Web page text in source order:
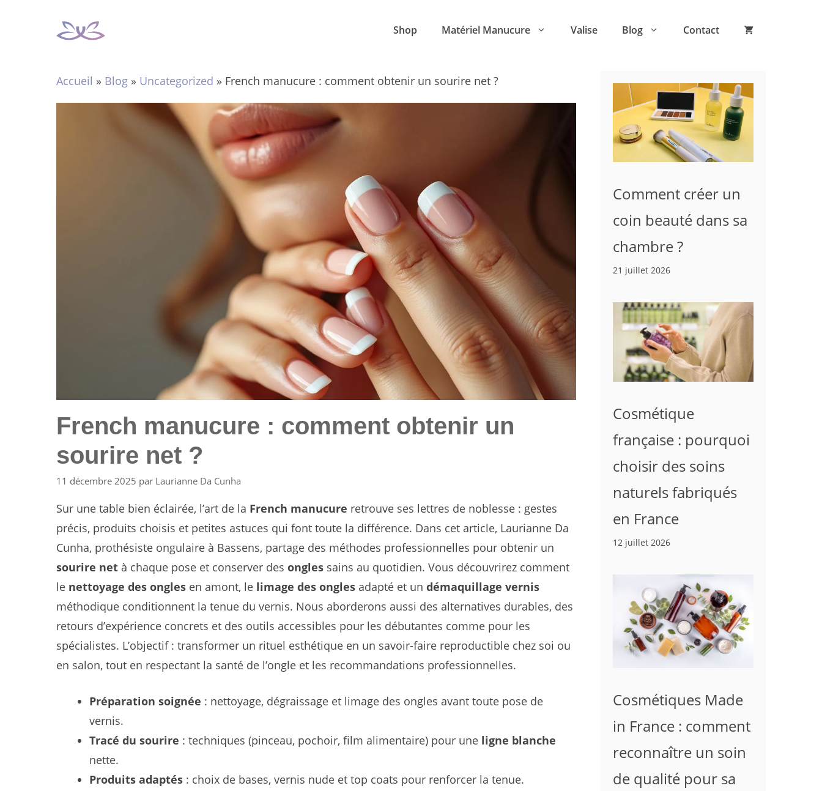
Shop Matériel Manucure Valise Blog Contact
Accueil » Blog » Uncategorized » French manucure : comment obtenir un sourire net ?
French manucure : comment obtenir un
sourire net ?
11 décembre 2025 par Laurianne Da Cunha
Sur une table bien éclairée, l’art de la French manucure retrouve ses lettres de noblesse : gestes
précis, produits choisis et petites astuces qui font toute la différence. Dans cet article, Laurianne Da
Cunha, prothésiste ongulaire à Bassens, partage des méthodes professionnelles pour obtenir un
sourire net à chaque pose et conserver des ongles sains au quotidien. Vous découvrirez comment
le nettoyage des ongles en amont, le limage des ongles adapté et un démaquillage vernis
méthodique conditionnent la tenue du vernis. Nous aborderons aussi des alternatives durables, des
retours d’expérience concrets et des outils accessibles pour les débutantes comme pour les
spécialistes. L’objectif : transformer un rituel esthétique en un savoir-faire reproductible chez soi ou
en salon, tout en respectant la santé de l’ongle et les recommandations professionnelles.
Préparation soignée : nettoyage, dégraissage et limage des ongles avant toute pose de
vernis.
Tracé du sourire : techniques (pinceau, pochoir, film alimentaire) pour une ligne blanche
nette.
Produits adaptés : choix de bases, vernis nude et top coats pour renforcer la tenue.
Comment créer un
coin beauté dans sa
chambre ?
21 juillet 2026
Cosmétique
française : pourquoi
choisir des soins
naturels fabriqués
en France
12 juillet 2026
Cosmétiques Made
in France : comment
reconnaître un soin
de qualité pour sa